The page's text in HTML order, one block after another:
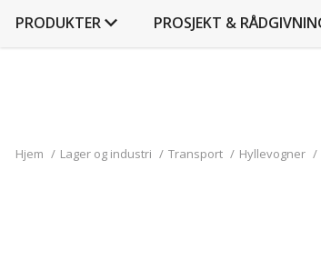
PRODUKTER PROSJEKT &
Hjem / Lager og industri / Transport / Hyllevogner /